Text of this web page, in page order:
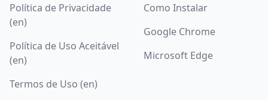
Política de Privacidade
(en)
Política de Uso Aceitável
(en)
Termos de Uso (en)
Como Instalar
Google Chrome
Microsoft Edge